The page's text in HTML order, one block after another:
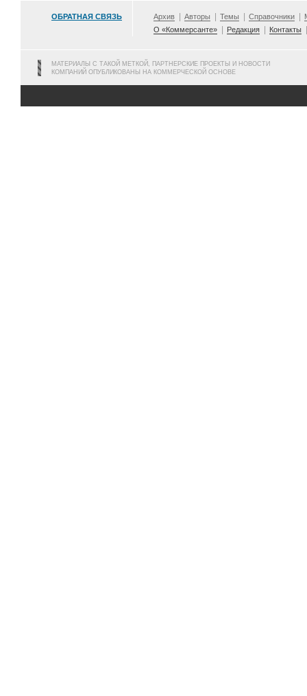
ОБРАТНАЯ СВЯЗЬ Архив Авторы Темы Справочники
О «Коммерсанте»
Редакция Контакты
МАТЕРИАЛЫ С ТАКОЙ МЕТКОЙ, ПАРТНЕРСКИЕ ПРОЕКТЫ И НОВОСТИ
КОМПАНИЙ ОПУБЛИКОВАНЫ НА КОММЕРЧЕСКОЙ ОСНОВЕ